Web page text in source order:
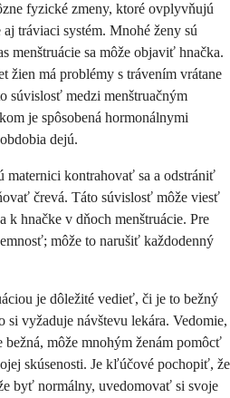
fyzické zmeny, ktoré ovplyvňujú
tráviaci systém. Mnohé ženy sú
menštruácie sa môže objaviť hnačka.
žien má problémy s trávením vrátane
súvislosť medzi menštruačným
je spôsobená hormonálnymi
dejú.
maternici kontrahovať sa a odstrániť
črevá. Táto súvislosť môže viesť
k hnačke v dňoch menštruácie. Pre
môže to narušiť každodenný
je dôležité vedieť, či je to bežný
si vyžaduje návštevu lekára. Vedomie,
bežná, môže mnohým ženám pomôcť
skúsenosti. Je kľúčové pochopiť, že
byť normálny, uvedomovať si svoje